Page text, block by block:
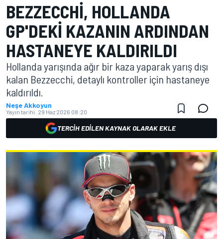
BEZZECCHI, HOLLANDA
GP'DEKI KAZANIN ARDINDAN
HASTANEYE KALDIRILDI
Hollanda yarışında ağır bir kaza yaparak yarış dışı
kalan Bezzecchi, detaylı kontroller için hastaneye
kaldırıldı.
Neşe Akkoyun
Yayın tarihi: 29 Haz 2026 08:20
TERCIH EDILEN KAYNAK OLARAK EKLE